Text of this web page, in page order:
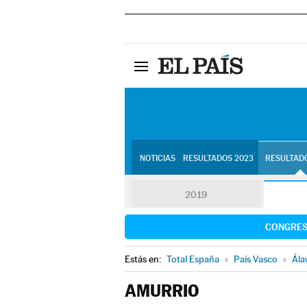
NOTICIAS RESULTADOS 2023
2019
Estás en: Total España » País Vasco »
AMURRIO